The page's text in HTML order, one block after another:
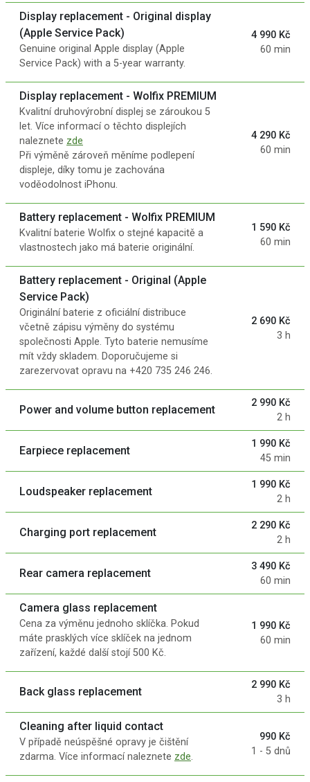
Display replacement - Original display
(Apple Service Pack)
Genuine original Apple display (Apple
Service Pack) with a 5-year warranty.
4 990 Kč
60 min
Display replacement - Wolfix PREMIUM
Kvalitní druhovýrobní displej se zároukou 5
let. Více informací o těchto displejích
naleznete zde
Při výměně zároveň měníme podlepení
displeje, díky tomu je zachována
voděodolnost iPhonu.
4 290 Kč
60 min
Battery replacement - Wolfix PREMIUM
Kvalitní baterie Wolfix o stejné kapacitě a
vlastnostech jako má baterie originální.
1 590 Kč
60 min
Battery replacement - Original (Apple
Service Pack)
Originální baterie z oficiální distribuce
včetně zápisu výměny do systému
společnosti Apple. Tyto baterie nemusíme
mít vždy skladem. Doporučujeme si
zarezervovat opravu na +420 735 246 246.
2 690 Kč
3 h
Power and volume button replacement
2 990 Kč
2 h
Earpiece replacement
1 990 Kč
45 min
Loudspeaker replacement
1 990 Kč
2 h
Charging port replacement
2 290 Kč
2 h
Rear camera replacement
3 490 Kč
60 min
Camera glass replacement
Cena za výměnu jednoho sklíčka. Pokud
máte prasklých více sklíček na jednom
zařízení, každé další stojí 500 Kč.
1 990 Kč
60 min
Back glass replacement
2 990 Kč
3 h
Cleaning after liquid contact
V případě neúspěšné opravy je čištění
zdarma. Více informací naleznete zde.
990 Kč
1 - 5 dnů